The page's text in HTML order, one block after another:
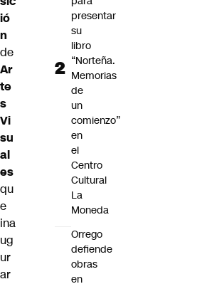
ió
n
de
Ar
te
s
Vi
su
al
es
qu
e
ina
ug
ur
ar
presentar
su
libro
“Norteña.
Memorias
de
un
comienzo”
en
el
Centro
Cultural
La
Moneda
Orrego
defiende
obras
en